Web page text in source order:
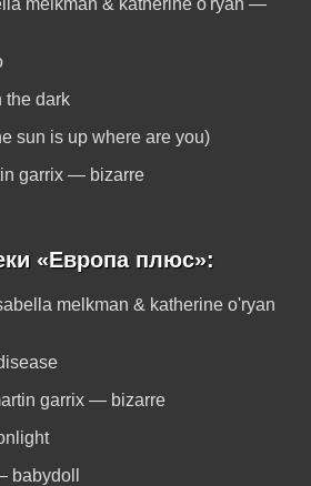
melkman & katherine o'ryan —
the dark
sun is up where are you)
garrix — bizarre
«Европа плюс»:
melkman & katherine o'ryan
garrix — bizarre
babydoll